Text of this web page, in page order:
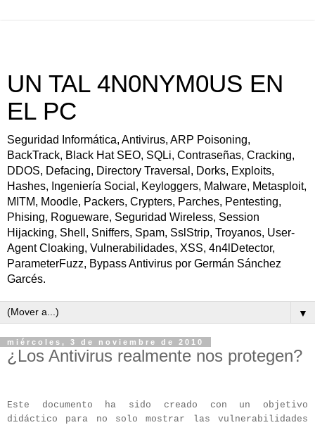
UN TAL 4N0NYM0US EN
EL PC
Seguridad Informática, Antivirus, ARP Poisoning,
BackTrack, Black Hat SEO, SQLi, Contraseñas, Cracking,
DDOS, Defacing, Directory Traversal, Dorks, Exploits,
Hashes, Ingeniería Social, Keyloggers, Malware, Metasploit,
MITM, Moodle, Packers, Crypters, Parches, Pentesting,
Phising, Rogueware, Seguridad Wireless, Session
Hijacking, Shell, Sniffers, Spam, SslStrip, Troyanos, User-
Agent Cloaking, Vulnerabilidades, XSS, 4n4lDetector,
ParameterFuzz, Bypass Antivirus por Germán Sánchez
Garcés.
▼
miércoles, 3 de noviembre de 2010
¿Los Antivirus realmente nos protegen?
Este documento ha sido creado con un objetivo
didáctico para no solo mostrar las vulnerabilidades